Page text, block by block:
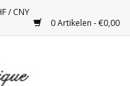
/CNY
0 Artikelen - €0,00